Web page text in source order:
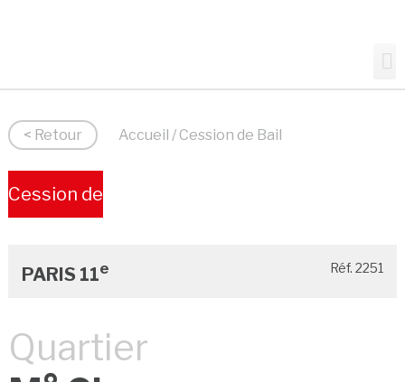
< Retour Accueil / Cession de Bail
Cession de
PARIS 11e Réf. 2251
Quartier